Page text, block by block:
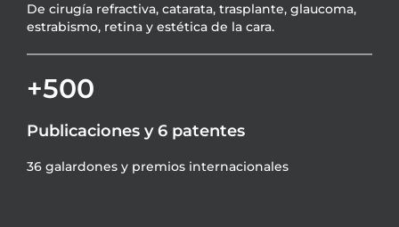
De cirugía refractiva, catarata, trasplante, glaucoma,
estrabismo, retina y estética de la cara.
+500
Publicaciones y 6 patentes
36 galardones y premios internacionales